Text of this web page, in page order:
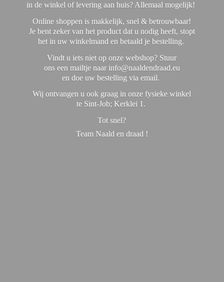
in de winkel of levering aan huis? Allemaal mogelijk!
Online shoppen is makkelijk, snel & betrouwbaar!
Je bent zeker van het product dat u nodig heeft, stopt
het in uw winkelmand en betaald je bestelling.
Vindt u iets niet op onze webshop? Stuur
ons een mailtje naar info@naaldendraad.eu
en doe uw bestelling via email.
Wij ontvangen u ook graag in onze fysieke winkel
te Sint-Job; Kerklei 1.
Tot snel?
Team Naald en draad !